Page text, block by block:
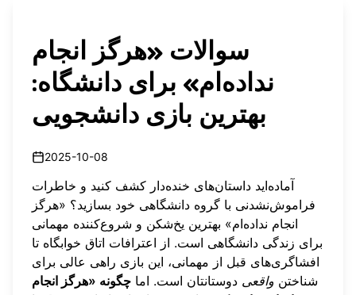
سوالات «هرگز انجام
نداده‌ام» برای دانشگاه:
بهترین بازی دانشجویی
2025-10-08
آماده‌اید داستان‌های خنده‌دار کشف کنید و خاطرات
فراموش‌نشدنی با گروه دانشگاهی خود بسازید؟ «هرگز
انجام نداده‌ام» بهترین یخ‌شکن و شروع‌کننده مهمانی
برای زندگی دانشگاهی است. از اعترافات اتاق خوابگاه تا
افشاگری‌های قبل از مهمانی، این بازی راهی عالی برای
شناختن واقعی دوستانتان است. اما چگونه «هرگز انجام